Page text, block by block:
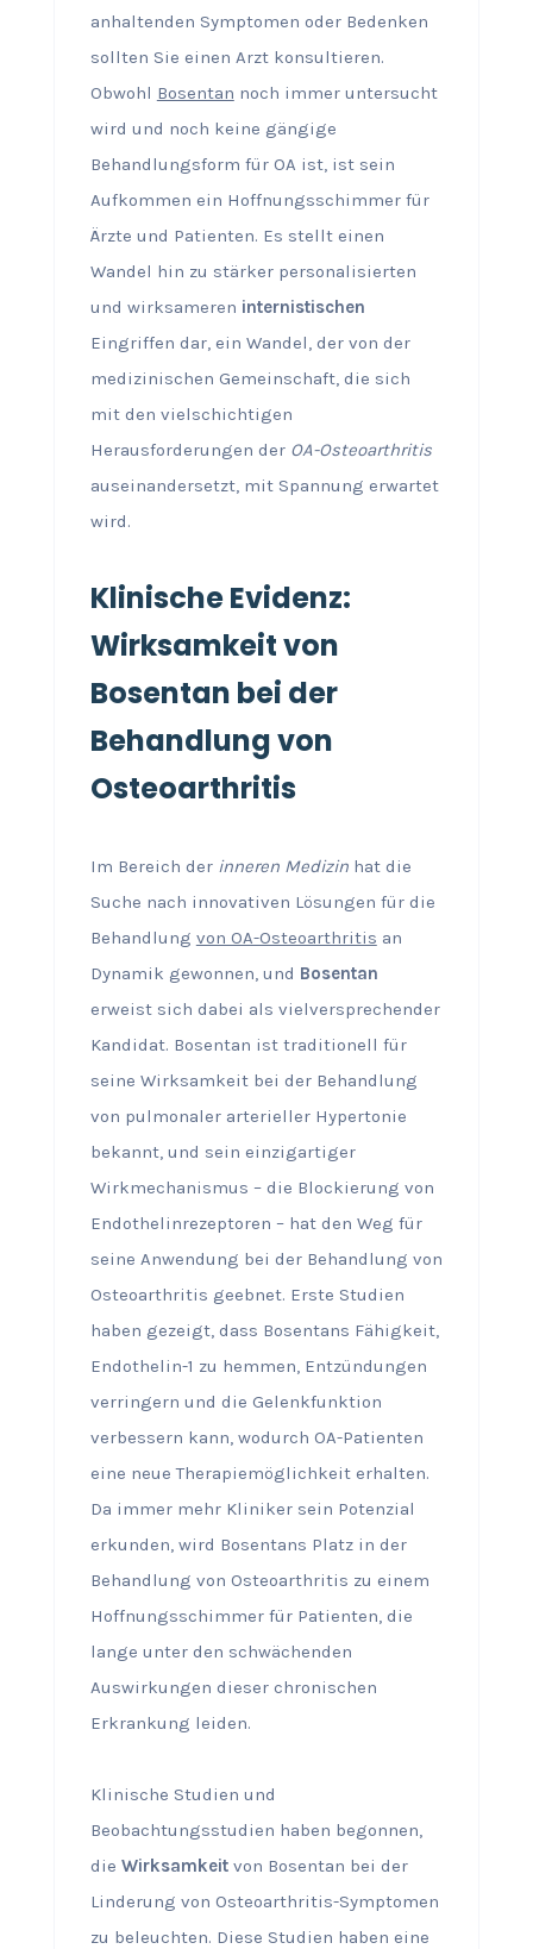
anhaltenden Symptomen oder Bedenken
sollten Sie einen Arzt konsultieren.
Obwohl Bosentan noch immer untersucht
wird und noch keine gängige
Behandlungsform für OA ist, ist sein
Aufkommen ein Hoffnungsschimmer für
Ärzte und Patienten. Es stellt einen
Wandel hin zu stärker personalisierten
und wirksameren internistischen
Eingriffen dar, ein Wandel, der von der
medizinischen Gemeinschaft, die sich
mit den vielschichtigen
Herausforderungen der OA-Osteoarthritis
auseinandersetzt, mit Spannung erwartet
wird.
Klinische Evidenz:
Wirksamkeit von
Bosentan bei der
Behandlung von
Osteoarthritis
Im Bereich der inneren Medizinhat die
Suche nach innovativen Lösungen für die
Behandlung von OA-Osteoarthritis an
Dynamik gewonnen, und Bosentan
erweist sich dabei als vielversprechender
Kandidat. Bosentan ist traditionell für
seine Wirksamkeit bei der Behandlung
von pulmonaler arterieller Hypertonie
bekannt, und sein einzigartiger
Wirkmechanismus – die Blockierung von
Endothelinrezeptoren – hat den Weg für
seine Anwendung bei der Behandlung von
Osteoarthritis geebnet. Erste Studien
haben gezeigt, dass Bosentans Fähigkeit,
Endothelin-1 zu hemmen, Entzündungen
verringern und die Gelenkfunktion
verbessern kann, wodurch OA-Patienten
eine neue Therapiemöglichkeit erhalten.
Da immer mehr Kliniker sein Potenzial
erkunden, wird Bosentans Platz in der
Behandlung von Osteoarthritis zu einem
Hoffnungsschimmer für Patienten, die
lange unter den schwächenden
Auswirkungen dieser chronischen
Erkrankung leiden.
Klinische Studien und
Beobachtungsstudien haben begonnen,
die Wirksamkeitvon Bosentan bei der
Linderung von Osteoarthritis-Symptomen
zu beleuchten. Diese Studien haben eine